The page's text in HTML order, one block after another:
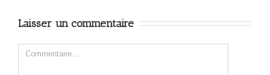
Laisser un commentaire